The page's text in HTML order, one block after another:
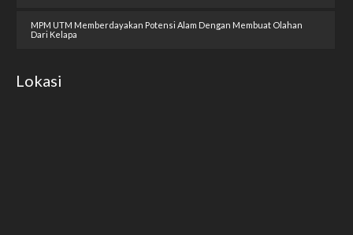
MPM UTM Memberdayakan Potensi Alam Dengan Membuat Olahan
Dari Kelapa
Lokasi